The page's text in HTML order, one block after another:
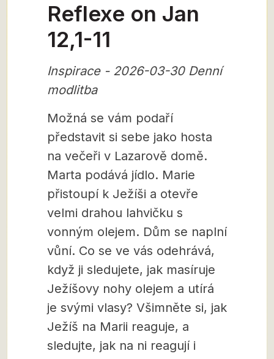
Reflexe on Jan
12,1-11
Inspirace - 2026-03-30 Denní
modlitba
Možná se vám podaří
představit si sebe jako hosta
na večeři v Lazarově domě.
Marta podává jídlo. Marie
přistoupí k Ježíši a otevře
velmi drahou lahvičku s
vonným olejem. Dům se naplní
vůní. Co se ve vás odehrává,
když ji sledujete, jak masíruje
Ježíšovy nohy olejem a utírá
je svými vlasy? Všimněte si, jak
Ježíš na Marii reaguje, a
sledujte, jak na ni reagují i